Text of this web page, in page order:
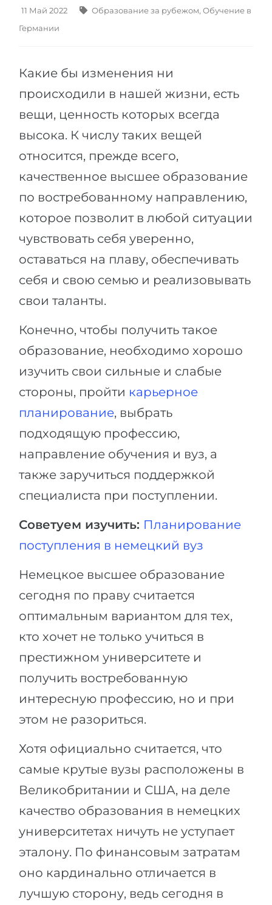
Языковая виза
ШТУДИЕНКОЛЛЕГ
Курсы штудиенколлег
Freshman / Foundation
Подготовка к вузу
Подготовка к штудиенколлег
Специальные курсы
Земли
Города
ПРОФЕССИИ
Специальности
Примеры вакансий
Тест Голланда
Тест Карта Интересов
Тест RIASEC
Успехна
100%
Наши студенты успешно поступают
КОНСУЛЬТАЦИЯ!
Штудиенколлег
Бакалавриат
Второе Высшее
ПОСТУПАЕМ ПОСЛЕ...
Школы 11 классов
Школы 12 классов (NIS)
Колледжа
IB-Diploma
2-3 курса
Инженерия
ПОСТУПАЕМ ИЗ...
Россия
Украина
Казахстан
Другая страна
11 Май 2022 Образование за рубежом, Обучение в
Германии
Какие бы изменения ни
происходили в нашей жизни, есть
вещи, ценность которых всегда
высока. К числу таких вещей
относится, прежде всего,
качественное высшее образование
по востребованному направлению,
которое позволит в любой ситуации
чувствовать себя уверенно,
оставаться на плаву, обеспечивать
себя и свою семью и реализовывать
свои таланты.
Конечно, чтобы получить такое
образование, необходимо хорошо
изучить свои сильные и слабые
стороны, пройти карьерное
планирование, выбрать
подходящую профессию,
направление обучения и вуз, а
также заручиться поддержкой
специалиста при поступлении.
Советуем изучить: Планирование
поступления в немецкий вуз
Немецкое высшее образование
сегодня по праву считается
оптимальным вариантом для тех,
кто хочет не только учиться в
престижном университете и
получить востребованную
интересную профессию, но и при
этом не разориться.
Хотя официально считается, что
самые крутые вузы расположены в
Великобритании и США, на деле
качество образования в немецких
университетах ничуть не уступает
эталону. По финансовым затратам
оно кардинально отличается в
лучшую сторону, ведь сегодня в